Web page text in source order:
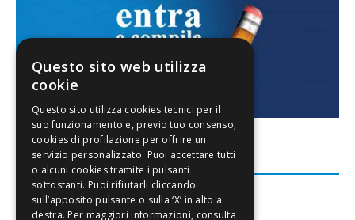
FACEBOOK
Questo sito web utilizza
cookie